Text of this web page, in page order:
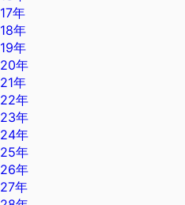
17年
18年
19年
20年
21年
22年
23年
24年
25年
26年
27年